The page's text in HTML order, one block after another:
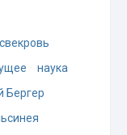
свекровь
наука
Бергер